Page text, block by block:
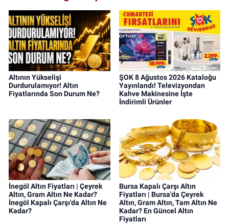
Altının Yükselişi
Durdurulamıyor! Altın
Fiyatlarında Son Durum Ne?
ŞOK 8 Ağustos 2026 Kataloğu
Yayınlandı! Televizyondan
Kahve Makinesine İşte
İndirimli Ürünler
İnegöl Altın Fiyatları | Çeyrek
Altın, Gram Altın Ne Kadar?
İnegöl Kapalı Çarşı'da Altın Ne
Kadar?
Bursa Kapalı Çarşı Altın
Fiyatları | Bursa'da Çeyrek
Altın, Gram Altın, Tam Altın Ne
Kadar? En Güncel Altın
Fiyatları